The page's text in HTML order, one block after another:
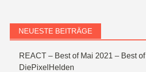
NEUESTE BEITRÄGE
REACT – Best of Mai 2021 – Best of
DiePixelHelden